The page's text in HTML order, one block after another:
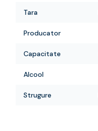
Tara
Producator
Capacitate
Alcool
Strugure